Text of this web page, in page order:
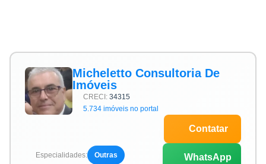
Micheletto Consultoria De
Imóveis
CRECI: 34315
5.734 imóveis no portal
Especialidades: Outras
Contatar
WhatsApp